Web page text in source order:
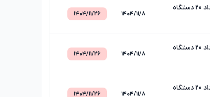
مزایده فروش تعداد 12 دستگاه خودرو وانت دوکابین کمک دار و انواع کامیون و تعداد 20 دستگاه
۱۴۰۴/۱۱/۸ ۱۴۰۴/۱۱/۲۶
مزایده فروش تعداد 12 دستگاه خودرو وانت دوکابین کمک دار و انواع کامیون و تعداد 20 دستگاه
۱۴۰۴/۱۱/۸ ۱۴۰۴/۱۱/۲۶
مزایده فروش تعداد 12 دستگاه خودرو وانت دوکابین کمک دار و انواع کامیون و تعداد 20 دستگاه
۱۴۰۴/۱۱/۸ ۱۴۰۴/۱۱/۲۶